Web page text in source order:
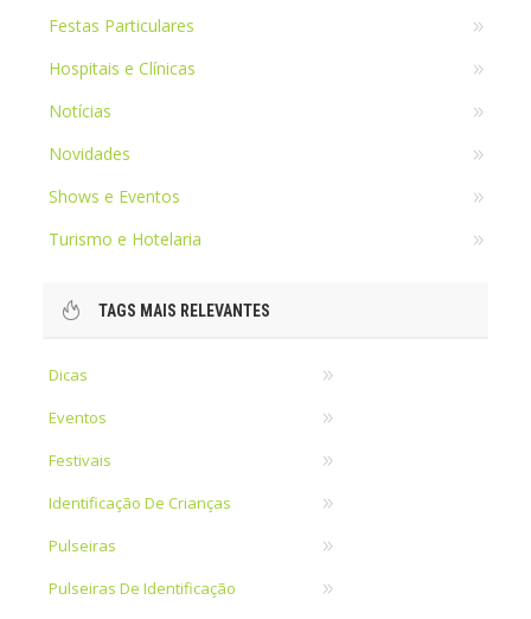
Festas Particulares
Hospitais e Clínicas
Notícias
Novidades
Shows e Eventos
Turismo e Hotelaria
TAGS MAIS RELEVANTES
Dicas
Eventos
Festivais
Identificação De Crianças
Pulseiras
Pulseiras De Identificação